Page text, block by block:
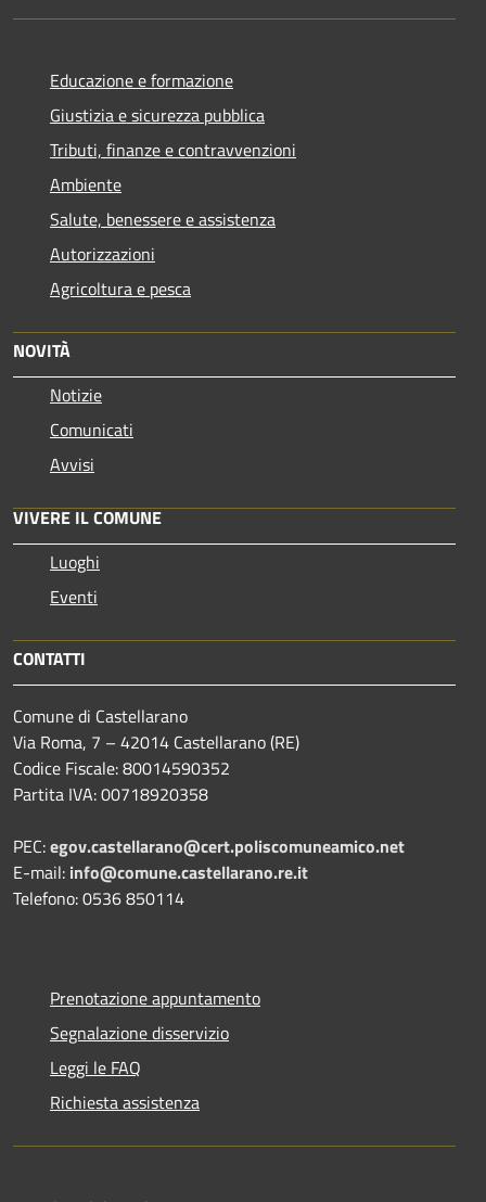
Educazione e formazione
Giustizia e sicurezza pubblica
Tributi, finanze e contravvenzioni
Ambiente
Salute, benessere e assistenza
Autorizzazioni
Agricoltura e pesca
NOVITÀ
Notizie
Comunicati
Avvisi
VIVERE IL COMUNE
Luoghi
Eventi
CONTATTI
Comune di Castellarano
Via Roma, 7 – 42014 Castellarano (RE)
Codice Fiscale: 80014590352
Partita IVA: 00718920358
PEC:egov.castellarano@cert.poliscomuneamico.net
E-mail: info@comune.castellarano.re.it
Telefono: 0536 850114
Prenotazione appuntamento
Segnalazione disservizio
Leggi le FAQ
Richiesta assistenza